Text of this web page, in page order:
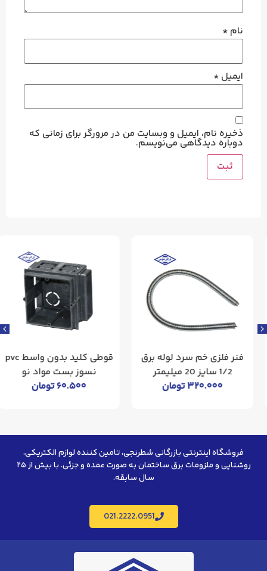
نام *
ایمیل *
ذخیره نام، ایمیل و وبسایت من در مرورگر برای زمانی که
دوباره دیدگاهی می‌نویسم.
فنر فلزی خم سرد لوله برق
1/2 سایز 20 میلیمتر
۳۲۰.۰۰۰تومان
قوطی کلید بدون واسط pvc
نسوز بست مواد نو
۶۰.۵۰۰تومان
فروشگاه اینترنتی بازرگانی شطرنجی، تامین کننده لوازم الکتریکی،
روشنایی و ملزومات برق ساختمان به صورت عمده و جزئی. با بیش از ۲۵
سال سابقه.
021.2222.0951